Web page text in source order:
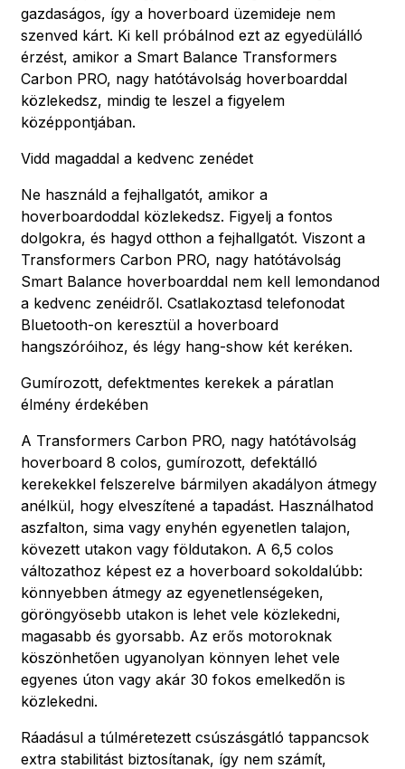
gazdaságos, így a hoverboard üzemideje nem
szenved kárt. Ki kell próbálnod ezt az egyedülálló
érzést, amikor a Smart Balance Transformers
Carbon PRO, nagy hatótávolság hoverboarddal
közlekedsz, mindig te leszel a figyelem
középpontjában.
Vidd magaddal a kedvenc zenédet
Ne használd a fejhallgatót, amikor a
hoverboardoddal közlekedsz. Figyelj a fontos
dolgokra, és hagyd otthon a fejhallgatót. Viszont a
Transformers Carbon PRO, nagy hatótávolság
Smart Balance hoverboarddal nem kell lemondanod
a kedvenc zenéidről. Csatlakoztasd telefonodat
Bluetooth-on keresztül a hoverboard
hangszóróihoz, és légy hang-show két keréken.
Gumírozott, defektmentes kerekek a páratlan
élmény érdekében
A Transformers Carbon PRO, nagy hatótávolság
hoverboard 8 colos, gumírozott, defektálló
kerekekkel felszerelve bármilyen akadályon átmegy
anélkül, hogy elveszítené a tapadást. Használhatod
aszfalton, sima vagy enyhén egyenetlen talajon,
kövezett utakon vagy földutakon. A 6,5 colos
változathoz képest ez a hoverboard sokoldalúbb:
könnyebben átmegy az egyenetlenségeken,
göröngyösebb utakon is lehet vele közlekedni,
magasabb és gyorsabb. Az erős motoroknak
köszönhetően ugyanolyan könnyen lehet vele
egyenes úton vagy akár 30 fokos emelkedőn is
közlekedni.
Ráadásul a túlméretezett csúszásgátló tappancsok
extra stabilitást biztosítanak, így nem számít,